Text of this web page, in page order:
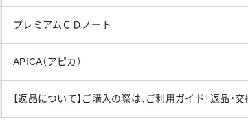
プレミアムＣＤノート
APICA（アピカ）
【返品について】ご購入の際は、ご利用ガイド「返品・